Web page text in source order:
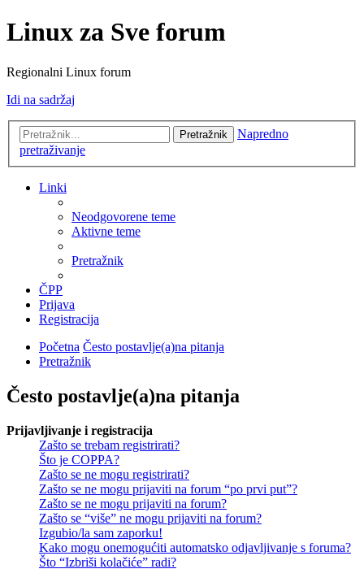
Linux za Sve forum
Regionalni Linux forum
Idi na sadržaj
Pretražnik
Napredno
pretraživanje
Linki
Neodgovorene teme
Aktivne teme
Pretražnik
ČPP
Prijava
Registracija
Početna Često postavlje(a)na pitanja
Pretražnik
Često postavlje(a)na pitanja
Prijavljivanje i registracija
Zašto se trebam registrirati?
Što je COPPA?
Zašto se ne mogu registrirati?
Zašto se ne mogu prijaviti na forum “po prvi put”?
Zašto se ne mogu prijaviti na forum?
Zašto se “više” ne mogu prijaviti na forum?
Izgubio/la sam zaporku!
Kako mogu onemogućiti automatsko odjavljivanje s foruma?
Što “Izbriši kolačiće” radi?